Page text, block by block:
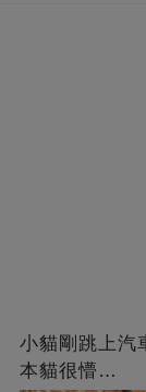
小貓剛跳上汽
本貓很懵…